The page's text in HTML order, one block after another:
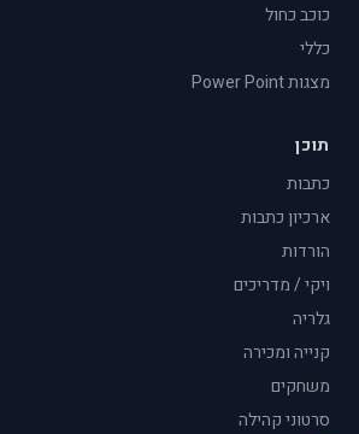
כוכב כחול
כללי
מצגות Power Point
תוכן
כתבות
ארכיון כתבות
הורדות
ויקי / מדריכים
גלריה
קנייה ומכירה
משחקים
סרטוני קהילה